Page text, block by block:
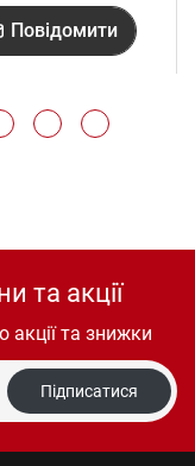
Повідомити
та акції
акції та знижки
Підписатися